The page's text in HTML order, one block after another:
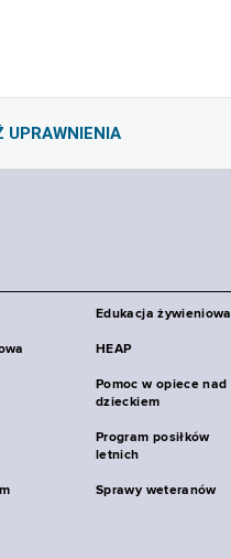
UPRAWNIENIA
Edukacja żywieniowa
HEAP
Pomoc w opiece nad
dzieckiem
Program posiłków
letnich
Sprawy weteranów